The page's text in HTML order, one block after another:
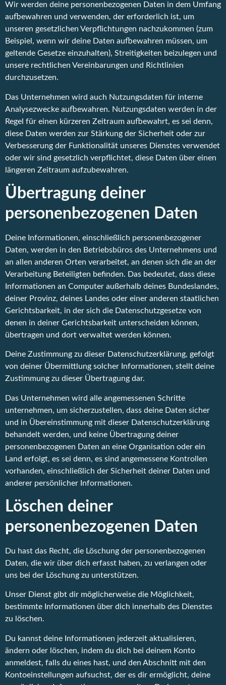
Wir werden deine personenbezogenen Daten in dem Umfang
aufbewahren und verwenden, der erforderlich ist, um
unseren gesetzlichen Verpflichtungen nachzukommen (zum
Beispiel, wenn wir deine Daten aufbewahren müssen, um
geltende Gesetze einzuhalten), Streitigkeiten beizulegen und
unsere rechtlichen Vereinbarungen und Richtlinien
durchzusetzen.
Das Unternehmen wird auch Nutzungsdaten für interne
Analysezwecke aufbewahren. Nutzungsdaten werden in der
Regel für einen kürzeren Zeitraum aufbewahrt, es sei denn,
diese Daten werden zur Stärkung der Sicherheit oder zur
Verbesserung der Funktionalität unseres Dienstes verwendet
oder wir sind gesetzlich verpflichtet, diese Daten über einen
längeren Zeitraum aufzubewahren.
Übertragung deiner
personenbezogenen Daten
Deine Informationen, einschließlich personenbezogener
Daten, werden in den Betriebsbüros des Unternehmens und
an allen anderen Orten verarbeitet, an denen sich die an der
Verarbeitung Beteiligten befinden. Das bedeutet, dass diese
Informationen an Computer außerhalb deines Bundeslandes,
deiner Provinz, deines Landes oder einer anderen staatlichen
Gerichtsbarkeit, in der sich die Datenschutzgesetze von
denen in deiner Gerichtsbarkeit unterscheiden können,
übertragen und dort verwaltet werden können.
Deine Zustimmung zu dieser Datenschutzerklärung, gefolgt
von deiner Übermittlung solcher Informationen, stellt deine
Zustimmung zu dieser Übertragung dar.
Das Unternehmen wird alle angemessenen Schritte
unternehmen, um sicherzustellen, dass deine Daten sicher
und in Übereinstimmung mit dieser Datenschutzerklärung
behandelt werden, und keine Übertragung deiner
personenbezogenen Daten an eine Organisation oder ein
Land erfolgt, es sei denn, es sind angemessene Kontrollen
vorhanden, einschließlich der Sicherheit deiner Daten und
anderer persönlicher Informationen.
Löschen deiner
personenbezogenen Daten
Du hast das Recht, die Löschung der personenbezogenen
Daten, die wir über dich erfasst haben, zu verlangen oder
uns bei der Löschung zu unterstützen.
Unser Dienst gibt dir möglicherweise die Möglichkeit,
bestimmte Informationen über dich innerhalb des Dienstes
zu löschen.
Du kannst deine Informationen jederzeit aktualisieren,
ändern oder löschen, indem du dich bei deinem Konto
anmeldest, falls du eines hast, und den Abschnitt mit den
Kontoeinstellungen aufsuchst, der es dir ermöglicht, deine